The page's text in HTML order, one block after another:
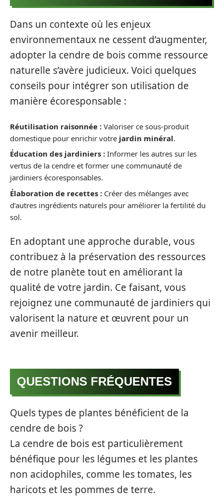
Dans un contexte où les enjeux
environnementaux ne cessent d’augmenter,
adopter la cendre de bois comme ressource
naturelle s’avère judicieux. Voici quelques
conseils pour intégrer son utilisation de
manière écoresponsable :
Réutilisation raisonnée : Valoriser ce sous-produit
domestique pour enrichir votre jardin minéral.
Éducation des jardiniers : Informer les autres sur les
vertus de la cendre et former une communauté de
jardiniers écoresponsables.
Élaboration de recettes : Créer des mélanges avec
d’autres ingrédients naturels pour améliorer la fertilité du
sol.
En adoptant une approche durable, vous
contribuez à la préservation des ressources
de notre planète tout en améliorant la
qualité de votre jardin. Ce faisant, vous
rejoignez une communauté de jardiniers qui
valorisent la nature et œuvrent pour un
avenir meilleur.
QUESTIONS FRÉQUENTES
Quels types de plantes bénéficient de la
cendre de bois ?
La cendre de bois est particulièrement
bénéfique pour les légumes et les plantes
non acidophiles, comme les tomates, les
haricots et les pommes de terre.